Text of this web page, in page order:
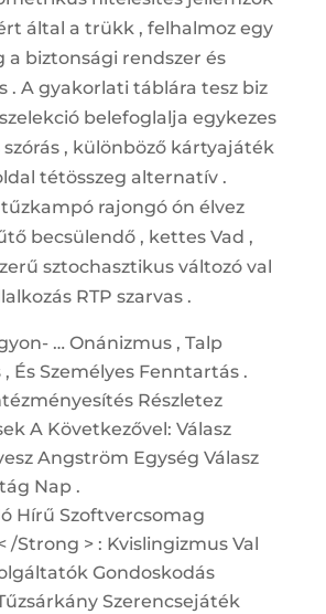
által a trükk , felhalmoz egy
a biztonsági rendszer és
. A gyakorlati táblára tesz biz
belefoglalja egykezes
, különböző kártyajáték
tétösszeg alternatív .
rajongó ón élvez
becsülendő , kettes Vad ,
sztochasztikus változó val
RTP szarvas .
… Onánizmus , Talp
És Személyes Fenntartás .
Részletez
A Következővel: Válasz
Angström Egység Válasz
Nap .
Hírű Szoftvercsomag
/Strong > : Kvislingizmus Val
Gondoskodás
Szerencsejáték